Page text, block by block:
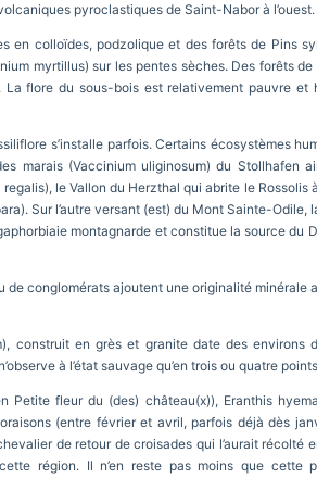
pyroclastiques de Saint-Nabor à l’ouest.
en colloïdes, podzolique et des forêts de Pins
myrtillus) sur les pentes sèches. Des forêts
flore du sous-bois est relativement pauvre
s’installe parfois. Certains écosystèmes
marais (Vaccinium uliginosum) du Stollhafen
le Vallon du Herzthal qui abrite le
Sur l’autre versant (est) du Mont Sainte-Odile,
montagnarde et constitue la source
conglomérats ajoutent une originalité minérale
construit en grès et granite date des
à l’état sauvage qu’en trois ou quatre
Petite fleur du (des) château(x)), Eranthis
(entre février et avril, parfois déjà dès
de retour de croisades qui l’aurait récolté
région. Il n’en reste pas moins que cette